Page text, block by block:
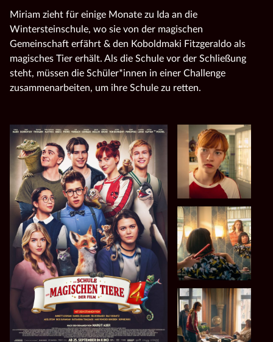
Miriam zieht für einige Monate zu Ida an die
Wintersteinschule, wo sie von der magischen
Gemeinschaft erfährt & den Koboldmaki Fitzgeraldo als
magisches Tier erhält. Als die Schule vor der Schließung
steht, müssen die Schüler*innen in einer Challenge
zusammenarbeiten, um ihre Schule zu retten.